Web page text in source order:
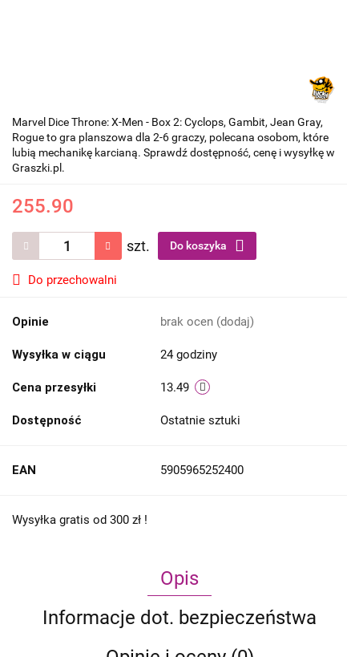
Marvel Dice Throne: X-Men - Box 2: Cyclops, Gambit, Jean Gray,
Rogue to gra planszowa dla 2-6 graczy, polecana osobom, które
lubią mechanikę karcianą. Sprawdź dostępność, cenę i wysyłkę w
Graszki.pl.
255.90
szt. Do koszyka
Do przechowalni
Opinie brak ocen (dodaj)
Wysyłka w ciągu 24 godziny
Cena przesyłki 13.49
Dostępność Ostatnie sztuki
EAN 5905965252400
Wysyłka gratis od 300 zł !
Opis
Informacje dot. bezpieczeństwa